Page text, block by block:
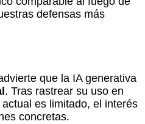
defensas más
que la IA generativa
. Tras rastrear su uso en
es limitado, el interés
concretas.